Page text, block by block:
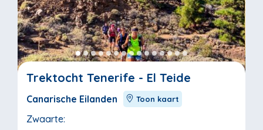
Trektocht Tenerife - El Teide
Canarische Eilanden Toon kaart
Zwaarte: